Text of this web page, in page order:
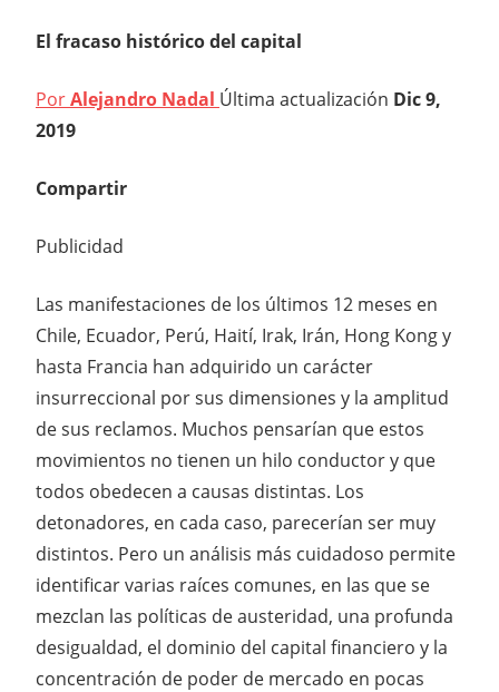
El fracaso histórico del capital
PorAlejandro Nadal Última actualización Dic 9,
2019
Compartir
Publicidad
Las manifestaciones de los últimos 12 meses en
Chile, Ecuador, Perú, Haití, Irak, Irán, Hong Kong y
hasta Francia han adquirido un carácter
insurreccional por sus dimensiones y la amplitud
de sus reclamos. Muchos pensarían que estos
movimientos no tienen un hilo conductor y que
todos obedecen a causas distintas. Los
detonadores, en cada caso, parecerían ser muy
distintos. Pero un análisis más cuidadoso permite
identificar varias raíces comunes, en las que se
mezclan las políticas de austeridad, una profunda
desigualdad, el dominio del capital financiero y la
concentración de poder de mercado en pocas